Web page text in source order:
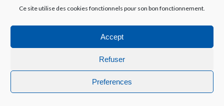
Ce site utilise des cookies fonctionnels pour son bon fonctionnement.
Accept
Refuser
Preferences
Nous contacter :
contact@reseau-morphee.fr